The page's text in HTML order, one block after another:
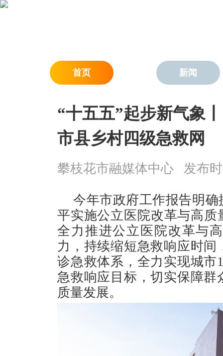
首页 新闻
“​十五五”起步新气象
市县乡村四级急救网
攀枝花市融媒体中心 发布
今年市政府工作报告明
平实施公立医院改革与高质
全力推进公立医院改革与
力，持续缩短急救响应时
诊急救体系，全力实现城市
急救响应目标，切实保障
质量发展。